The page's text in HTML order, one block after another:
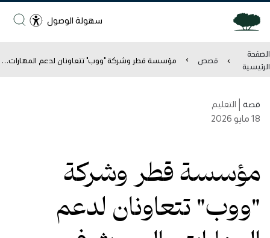
سهولة الوصول
الصفحة
الرئيسية
قصص مؤسسة قطر وشركة "ووب" تتعاونان لدعم المهارات والبحوث في تكنولوجيا الصحة واللياقة البدنية
قصة التعليم
18 مايو 2026
مؤسسة قطر وشركة
"ووب" تتعاونان لدعم